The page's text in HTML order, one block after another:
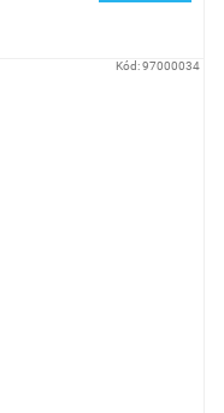
Kód:97000034